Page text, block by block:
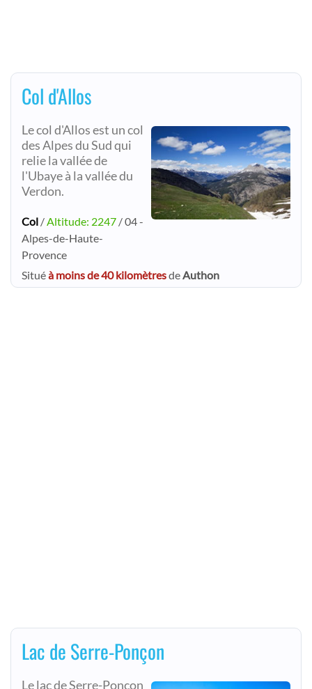
Col d'Allos
Le col d'Allos est un col
des Alpes du Sud qui
relie la vallée de
l'Ubaye à la vallée du
Verdon.
Col /Altitude: 2247 / 04 -
Alpes-de-Haute-
Provence
Situéà moins de 40 kilomètresdeAuthon
Lac de Serre-Ponçon
Le lac de Serre-Ponçon